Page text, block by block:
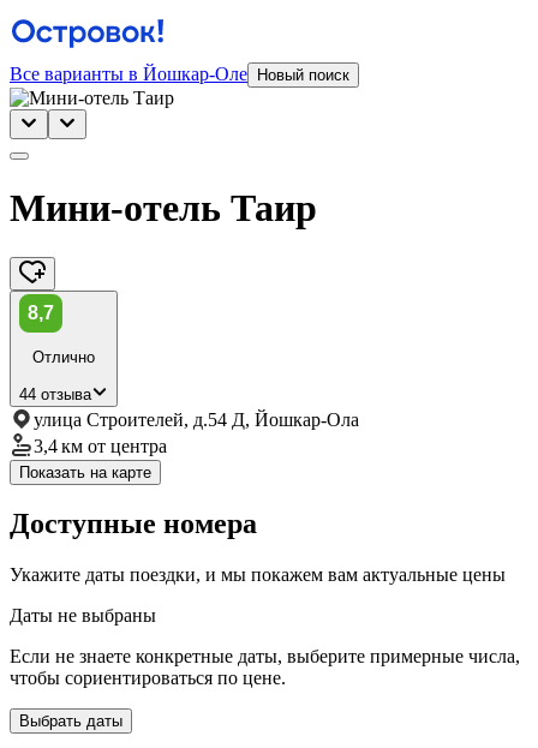
Все варианты в Йошкар-Оле Новый поиск
Мини-отель Таир
8,7
Отлично
44 отзыва
улица Строителей, д.54 Д, Йошкар-Ола
3,4 км от центра
Показать на карте
Доступные номера
Укажите даты поездки, и мы покажем вам актуальные цены
Даты не выбраны
Если не знаете конкретные даты, выберите примерные числа,
чтобы сориентироваться по цене.
Выбрать даты